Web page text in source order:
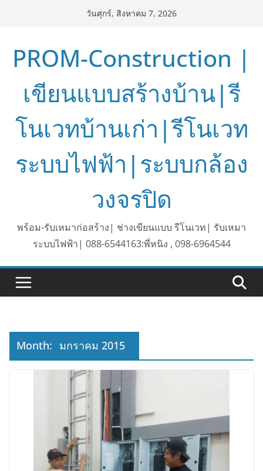
วันศุกร์, สิงหาคม 7, 2026
PROM-Construction |
เขียนแบบสร้างบ้าน|รี
โนเวทบ้านเก่า|รีโนเวท
ระบบไฟฟ้า|ระบบกล้อง
วงจรปิด
พร้อม-รับเหมาก่อสร้าง| ช่างเขียนแบบ รีโนเวท| รับเหมา
ระบบไฟฟ้า| 088-6544163:พี่หนิง , 098-6964544
Month: มกราคม 2015